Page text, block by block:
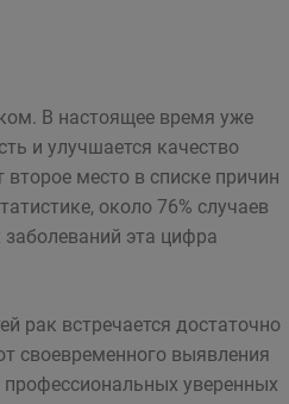
В настоящее время уже
и улучшается качество
место в списке причин
около 76% случаев
эта цифра
рак встречается достаточно
своевременного выявления
профессиональных уверенных